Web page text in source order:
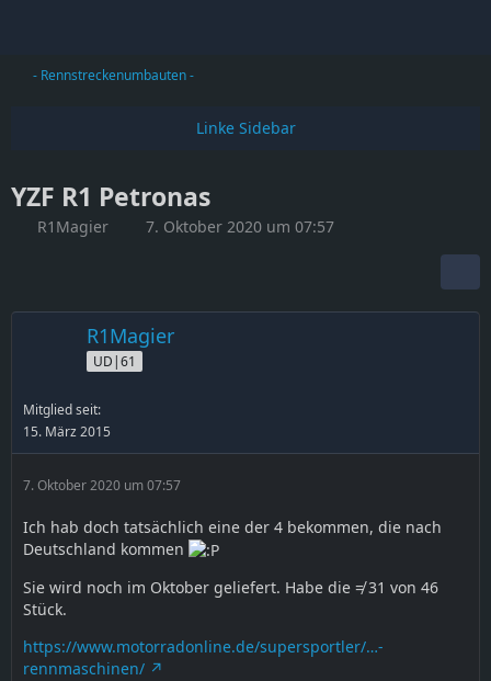
- Rennstreckenumbauten -
YZF R1 Petronas
R1Magier 7. Oktober 2020 um 07:57
R1Magier
UD|61
Mitglied seit:
15. März 2015
7. Oktober 2020 um 07:57
Ich hab doch tatsächlich eine der 4 bekommen, die nach
Deutschland kommen
Sie wird noch im Oktober geliefert. Habe die ≠ 31 von 46
Stück.
https://www.motorradonline.de/supersportler/…-
rennmaschinen/